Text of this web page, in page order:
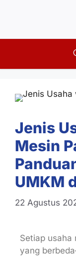
Jenis
Mesin
UMKM
22 Agustus
Setiap usaha
yang